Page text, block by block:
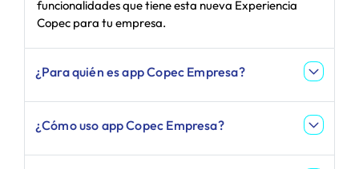
funcionalidades que tiene esta nueva Experiencia
Copec para tu empresa.
¿Para quién es app Copec Empresa?
¿Cómo uso app Copec Empresa?